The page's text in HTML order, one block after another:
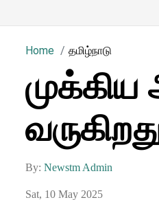
Home தமிழ்நாடு
முக்கிய
By: Newstm Admin
Sat, 10 May 2025